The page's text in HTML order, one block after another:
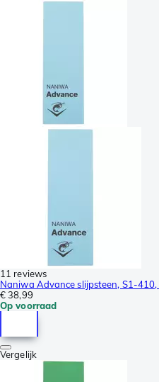
11 reviews
Naniwa Advance slijpsteen, S1-
€ 38,99
Op voorraad
Vergelijk